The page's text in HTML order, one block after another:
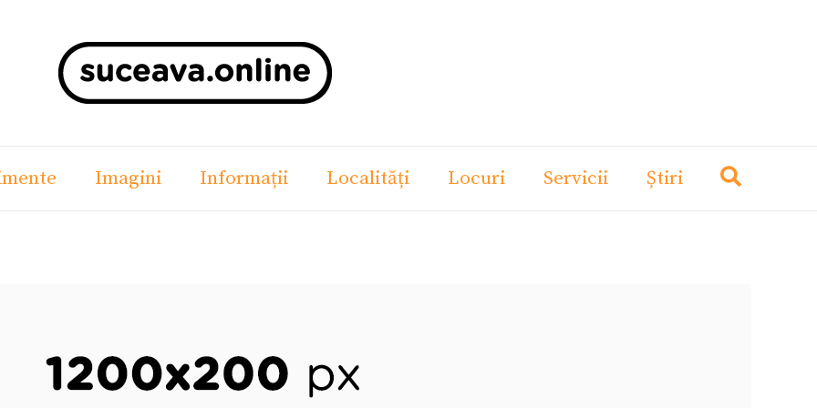
Imagini Informații Localități Locuri Servicii Știri